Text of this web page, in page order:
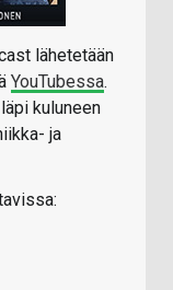
lähetetään
YouTubessa.
kuluneen
ja